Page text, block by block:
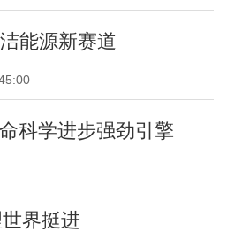
能源新赛道
科学进步强劲引擎
界挺进